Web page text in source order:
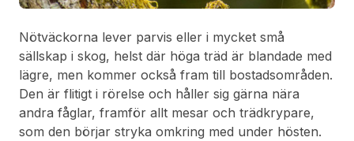
Nötväckorna lever parvis eller i mycket små
sällskap i skog, helst där höga träd är blandade med
lägre, men kommer också fram till bostadsområden.
Den är flitigt i rörelse och håller sig gärna nära
andra fåglar, framför allt mesar och trädkrypare,
som den börjar stryka omkring med under hösten.